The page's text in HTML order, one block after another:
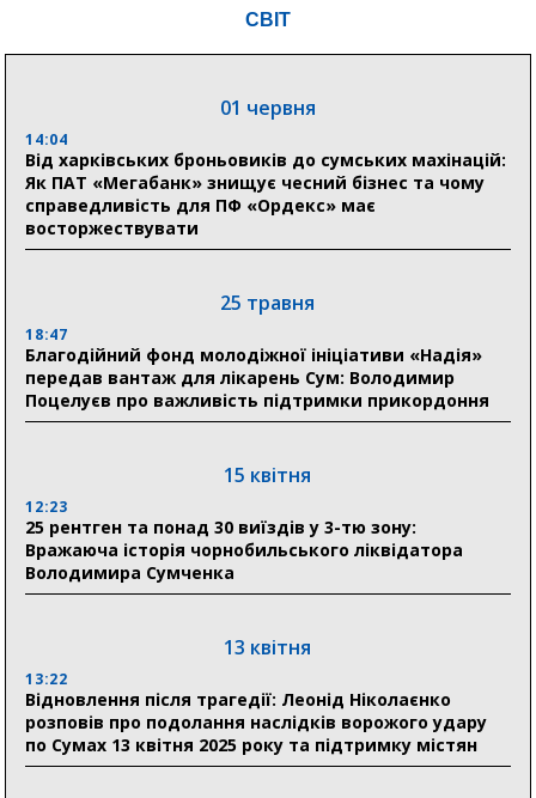
Пенсійний фонд Сумщини спрямував 0,2 млрд грн
18:54
Романько розширює програму відпочинку дітей із
прифронтової Сумщини: перша група оздоровилася
в Австрії
Ніколаєнко: у Сумах погодили 115 компенсацій на
відновлення житла майже на 6,6 млн грн
31 липня
Сумщини пояснив, як отримати допомогу на зиму
17:52
«Укрексімбанк» припиняє виплату пенсій: у
Пенсійному фонді Сумщини пояснили, що робити
людям
відзнаки «Почесного громадянина міста Суми»
30 липня
СВІТ
01 червня
14:04
Від харківських броньовиків до сумських махінацій:
Як ПАТ «Мегабанк» знищує чесний бізнес та чому
справедливість для ПФ «Ордекс» має
восторжествувати
25 травня
18:47
Благодійний фонд молодіжної ініціативи «Надія»
передав вантаж для лікарень Сум: Володимир
Поцелуєв про важливість підтримки прикордоння
15 квітня
12:23
25 рентген та понад 30 виїздів у 3-тю зону:
Вражаюча історія чорнобильського ліквідатора
Володимира Сумченка
13 квітня
13:22
Відновлення після трагедії: Леонід Ніколаєнко
розповів про подолання наслідків ворожого удару
по Сумах 13 квітня 2025 року та підтримку містян